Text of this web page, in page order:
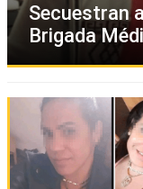
Secuestran
Brigada